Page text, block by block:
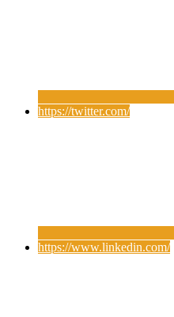
https://twitter.com/
https://www.linkedin.com/